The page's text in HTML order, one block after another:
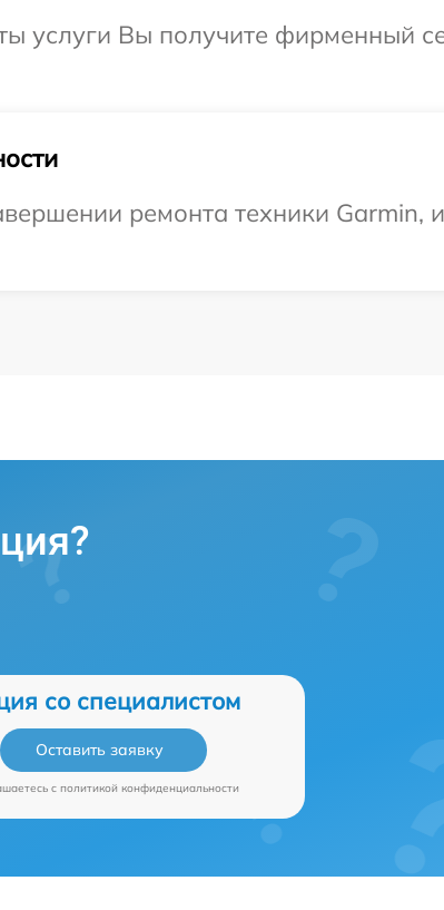
услуги Вы получите фирменный
ремонта техники Garmin,
со специалистом
Оставить заявку
c политикой конфиденциальности